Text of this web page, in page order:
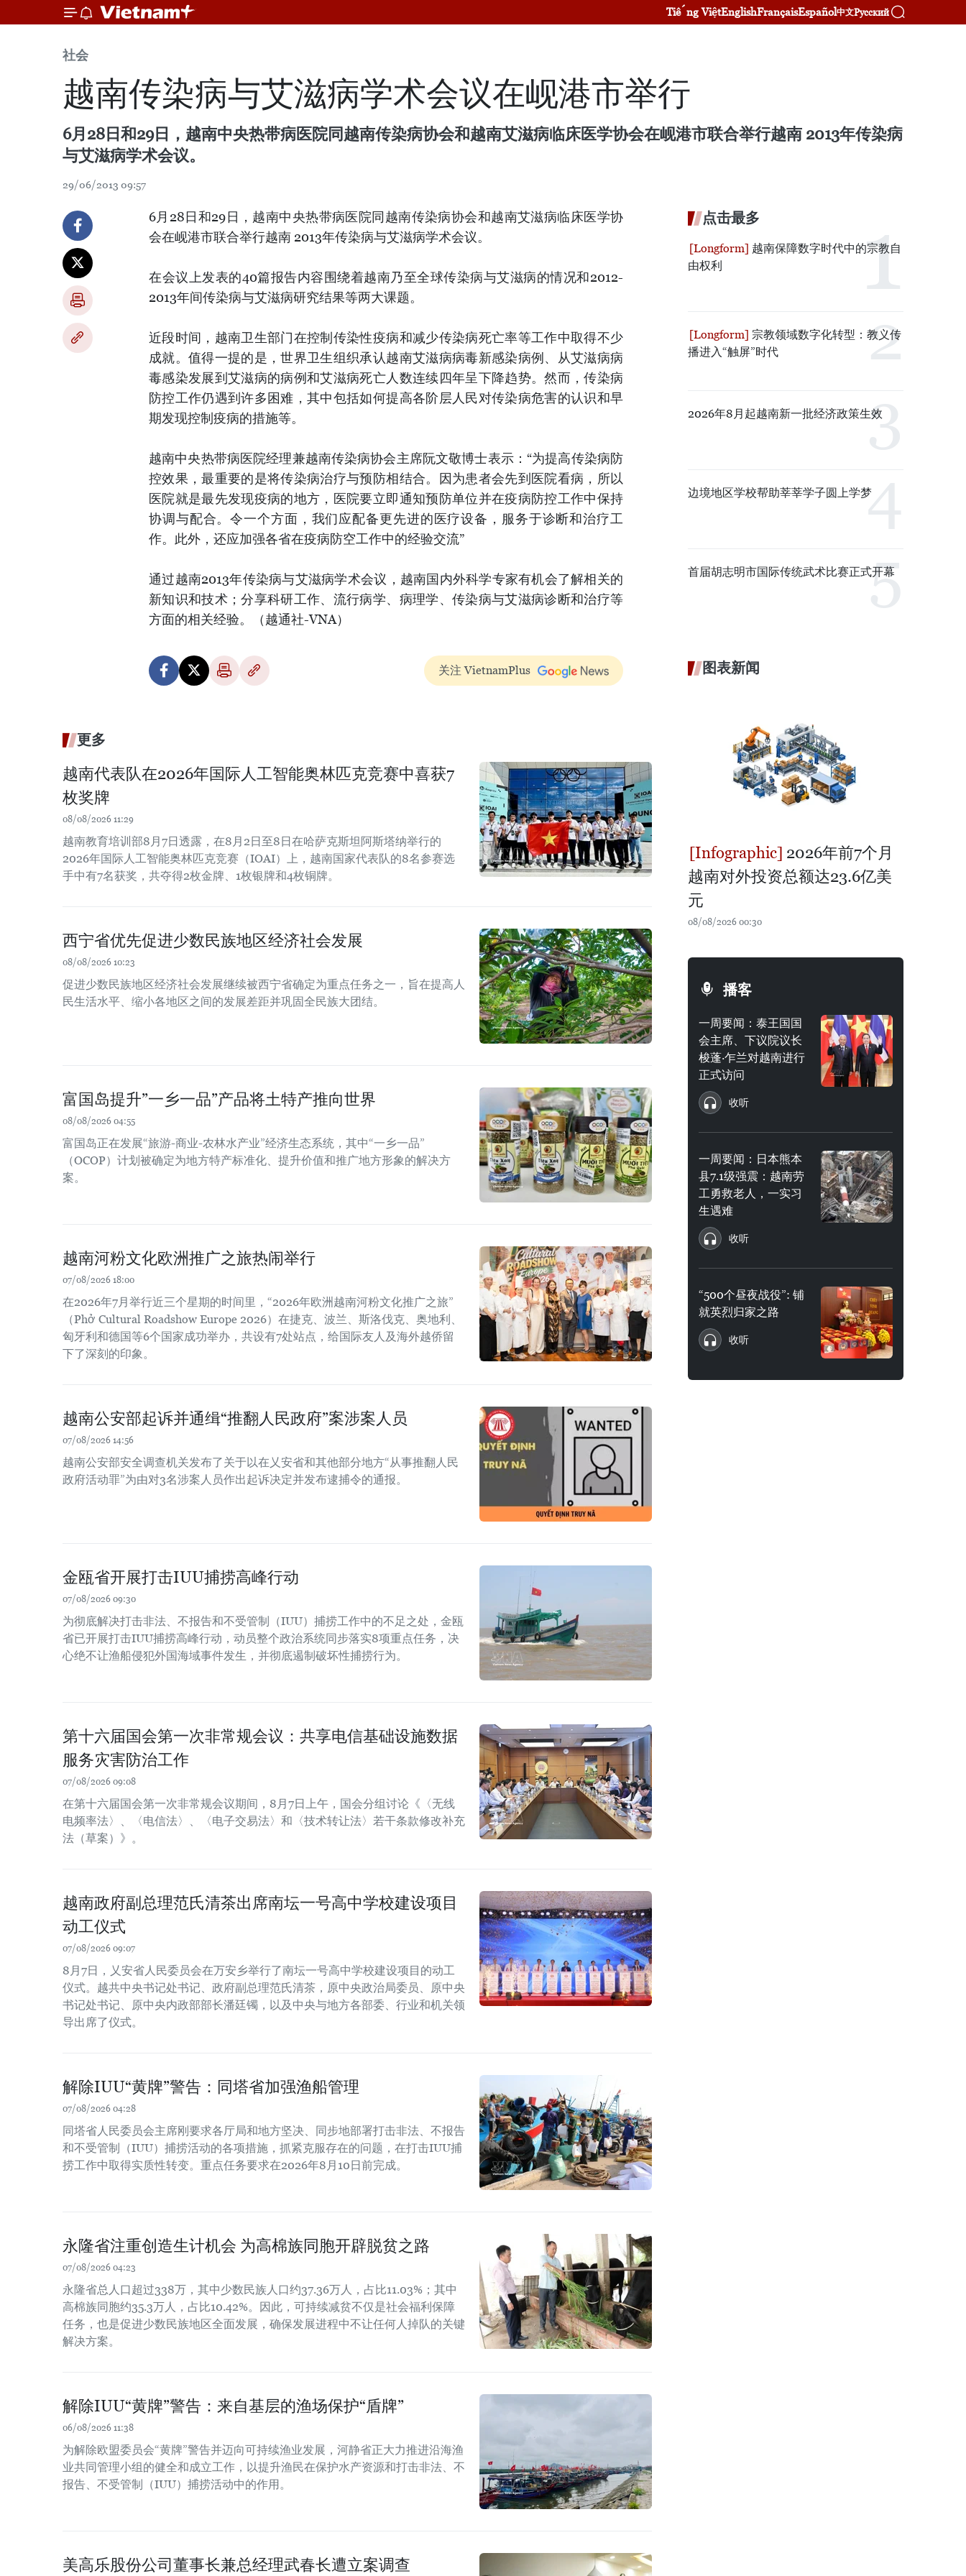
Tiếng ViệtEnglishFrançaisEspañol中文Русский
社会
越南传染病与艾滋病学术会议在岘港市举行
6月28日和29日，越南中央热带病医院同越南传染病协会和越南艾滋病临床医学协会在岘港市联合举行越南 2013年传染病
与艾滋病学术会议。
29/06/2013 09:57
6月28日和29日，越南中央热带病医院同越南传染病协会和越南艾滋病临床医学协
会在岘港市联合举行越南 2013年传染病与艾滋病学术会议。
在会议上发表的40篇报告内容围绕着越南乃至全球传染病与艾滋病的情况和2012-
2013年间传染病与艾滋病研究结果等两大课题。
近段时间，越南卫生部门在控制传染性疫病和减少传染病死亡率等工作中取得不少
成就。值得一提的是，世界卫生组织承认越南艾滋病病毒新感染病例、从艾滋病病
毒感染发展到艾滋病的病例和艾滋病死亡人数连续四年呈下降趋势。然而，传染病
防控工作仍遇到许多困难，其中包括如何提高各阶层人民对传染病危害的认识和早
期发现控制疫病的措施等。
越南中央热带病医院经理兼越南传染病协会主席阮文敬博士表示：“为提高传染病防
控效果，最重要的是将传染病治疗与预防相结合。因为患者会先到医院看病，所以
医院就是最先发现疫病的地方，医院要立即通知预防单位并在疫病防控工作中保持
协调与配合。令一个方面，我们应配备更先进的医疗设备，服务于诊断和治疗工
作。此外，还应加强各省在疫病防空工作中的经验交流”
通过越南2013年传染病与艾滋病学术会议，越南国内外科学专家有机会了解相关的
新知识和技术；分享科研工作、流行病学、病理学、传染病与艾滋病诊断和治疗等
方面的相关经验。（越通社-VNA）
关注 VietnamPlus
更多
越南代表队在2026年国际人工智能奥林匹克竞赛中喜获7
枚奖牌
08/08/2026 11:29
越南教育培训部8月7日透露，在8月2日至8日在哈萨克斯坦阿斯塔纳举行的
2026年国际人工智能奥林匹克竞赛（IOAI）上，越南国家代表队的8名参赛选
手中有7名获奖，共夺得2枚金牌、1枚银牌和4枚铜牌。
西宁省优先促进少数民族地区经济社会发展
08/08/2026 10:23
促进少数民族地区经济社会发展继续被西宁省确定为重点任务之一，旨在提高人
民生活水平、缩小各地区之间的发展差距并巩固全民族大团结。
富国岛提升”一乡一品”产品将土特产推向世界
08/08/2026 04:55
富国岛正在发展“旅游-商业-农林水产业”经济生态系统，其中“一乡一品”
（OCOP）计划被确定为地方特产标准化、提升价值和推广地方形象的解决方
案。
越南河粉文化欧洲推广之旅热闹举行
07/08/2026 18:00
在2026年7月举行近三个星期的时间里，“2026年欧洲越南河粉文化推广之旅”
（Phở Cultural Roadshow Europe 2026）在捷克、波兰、斯洛伐克、奥地利、
匈牙利和德国等6个国家成功举办，共设有7处站点，给国际友人及海外越侨留
下了深刻的印象。
越南公安部起诉并通缉“推翻人民政府”案涉案人员
07/08/2026 14:56
越南公安部安全调查机关发布了关于以在乂安省和其他部分地方“从事推翻人民
政府活动罪”为由对3名涉案人员作出起诉决定并发布逮捕令的通报。
金瓯省开展打击IUU捕捞高峰行动
07/08/2026 09:30
为彻底解决打击非法、不报告和不受管制（IUU）捕捞工作中的不足之处，金瓯
省已开展打击IUU捕捞高峰行动，动员整个政治系统同步落实8项重点任务，决
心绝不让渔船侵犯外国海域事件发生，并彻底遏制破坏性捕捞行为。
第十六届国会第一次非常规会议：共享电信基础设施数据
服务灾害防治工作
07/08/2026 09:08
在第十六届国会第一次非常规会议期间，8月7日上午，国会分组讨论《〈无线
电频率法〉、〈电信法〉、〈电子交易法〉和〈技术转让法〉若干条款修改补充
法（草案）》。
越南政府副总理范氏清茶出席南坛一号高中学校建设项目
动工仪式
07/08/2026 09:07
8月7日，乂安省人民委员会在万安乡举行了南坛一号高中学校建设项目的动工
仪式。越共中央书记处书记、政府副总理范氏清茶，原中央政治局委员、原中央
书记处书记、原中央内政部部长潘廷镯，以及中央与地方各部委、行业和机关领
导出席了仪式。
解除IUU“黄牌”警告：同塔省加强渔船管理
07/08/2026 04:28
同塔省人民委员会主席刚要求各厅局和地方坚决、同步地部署打击非法、不报告
和不受管制（IUU）捕捞活动的各项措施，抓紧克服存在的问题，在打击IUU捕
捞工作中取得实质性转变。重点任务要求在2026年8月10日前完成。
永隆省注重创造生计机会 为高棉族同胞开辟脱贫之路
07/08/2026 04:23
永隆省总人口超过338万，其中少数民族人口约37.36万人，占比11.03%；其中
高棉族同胞约35.3万人，占比10.42%。因此，可持续减贫不仅是社会福利保障
任务，也是促进少数民族地区全面发展，确保发展进程中不让任何人掉队的关键
解决方案。
解除IUU“黄牌”警告：来自基层的渔场保护“盾牌”
06/08/2026 11:38
为解除欧盟委员会“黄牌”警告并迈向可持续渔业发展，河静省正大力推进沿海渔
业共同管理小组的健全和成立工作，以提升渔民在保护水产资源和打击非法、不
报告、不受管制（IUU）捕捞活动中的作用。
美高乐股份公司董事长兼总经理武春长遭立案调查
点击最多
越南保障数字时代中的宗教自
由权利
宗教领域数字化转型：教义传
播进入“触屏”时代
2026年8月起越南新一批经济政策生效
边境地区学校帮助莘莘学子圆上学梦
首届胡志明市国际传统武术比赛正式开幕
图表新闻
2026年前7个月
越南对外投资总额达23.6亿美
元
08/08/2026 00:30
播客
一周要闻：泰王国国
会主席、下议院议长
梭蓬·乍兰对越南进行
正式访问
收听
一周要闻：日本熊本
县7.1级强震：越南劳
工勇救老人，一实习
生遇难
收听
“500个昼夜战役”: 铺
就英烈归家之路
收听